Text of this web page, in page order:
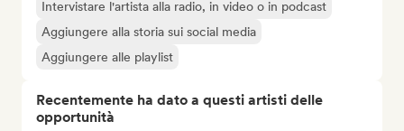
Intervistare l'artista alla radio, in video o in podcast
Aggiungere alla storia sui social media
Aggiungere alle playlist
Recentemente ha dato a questi artisti delle
opportunità